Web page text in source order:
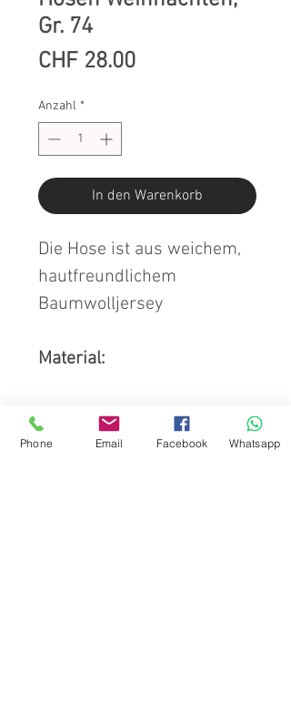
Gr. 74
CHF 28.00Preis
Anzahl *
In den Warenkorb
Die Hose ist aus weichem,
hautfreundlichem
Baumwolljersey
Material:
Stoff: 95% Baumwolle, 5%
Elasthan
Phone Email Facebook Whatsapp